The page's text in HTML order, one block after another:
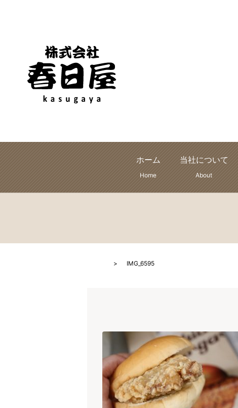
ホーム
Home
当社について
About
IMG_6595